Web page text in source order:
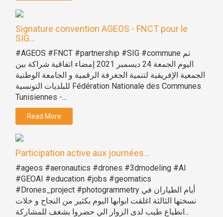
Signature convention AGEOS - FNCT pour le
SIG...
#AGEOS #FNCT #partnership #SIG #commune تم
اليوم الجمعة 24 ديسمبر 2021 إمضاء اتفاقية شراكة بين
الجمعية الإفريقية لتنمية الجغرفة الرقمية و الجامعة الوطنية
للبلديات التونسية Fédération Nationale des Communes
Tunisiennes -...
Read More
Participation active aux journées...
#ageos #aeronautics #drones #3dmodeling #AI
#GEOAI #education #jobs #geomatics
#Drones_project #photogrammetry أيام الطياران في
نسختها الثالثة اغلقت ابوابها اليوم بكثير من النجاح و خلات
انطباع طيب لدى الزوار الي حضروا بشغف للمشاركة...